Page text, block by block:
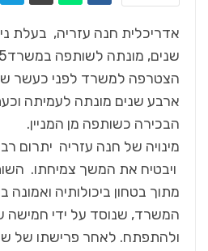
הצטרפה למשרד לפני כעשר
ארבע שנים מונתה לעמיתה
הבכירה כשותפה מן המניין.
מינויה של חנה עזריה יתרום
ויבטיח את המשך צמיחתו.
מתוך בטחון ביכולותיה
המשרד, שנוסד על ידי חמישה
ולהתפתח. לאחר פרישתו של